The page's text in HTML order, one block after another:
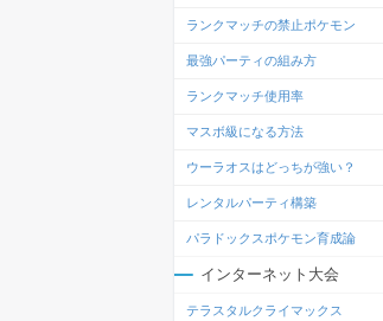
ランクマッチの禁止ポケモン
最強パーティの組み方
ランクマッチ使用率
マスボ級になる方法
ウーラオスはどっちが強い？
レンタルパーティ構築
パラドックスポケモン育成論
インターネット大会
テラスタルクライマックス